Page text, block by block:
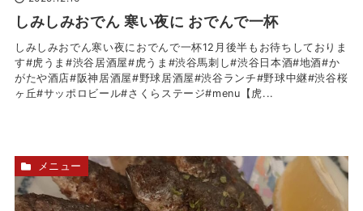
しみしみおでん 寒い夜に おでんで一杯
しみしみおでん寒い夜におでんで一杯12月後半もお待ちしておりま
す#虎うま#渋谷居酒屋#虎うま#渋谷馬刺し#渋谷日本酒#地酒#か
がたや酒店#阪神居酒屋#野球居酒屋#渋谷ランチ#野球中継#渋谷桜
ヶ丘#サッポロビール#さくらステージ#menu【虎...
メニュー